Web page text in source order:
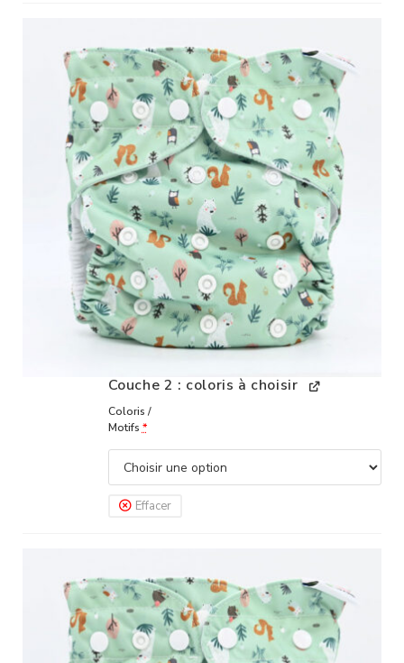
Couche 2 : coloris à choisir
Coloris /
Motifs*
Effacer